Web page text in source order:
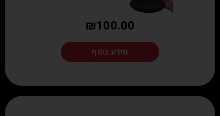
₪100.00
מידע נוסף